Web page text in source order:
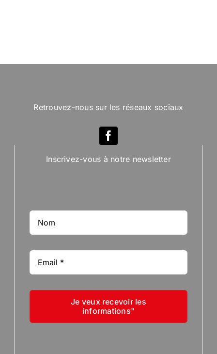
Retrouvez-nous sur les réseaux sociaux
Inscrivez-vous à notre newsletter
Je veux recevoir les
informations"